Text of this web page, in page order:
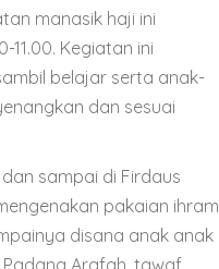
manasik haji ini
11.00. Kegiatan ini
belajar serta anak-
dan sesuai
sampai di Firdaus
pakaian ihram
disana anak anak
Arafah, tawaf